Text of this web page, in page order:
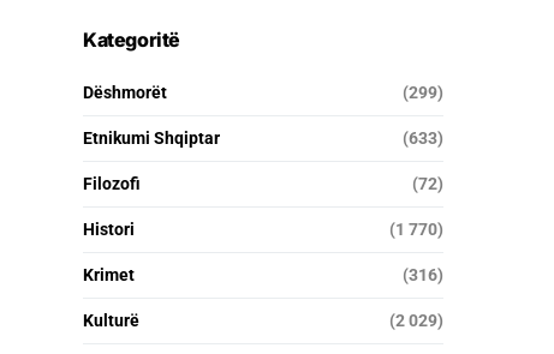
Kategoritë
Dëshmorët (299)
Etnikumi Shqiptar (633)
Filozofi (72)
Histori (1 770)
Krimet (316)
Kulturë (2 029)